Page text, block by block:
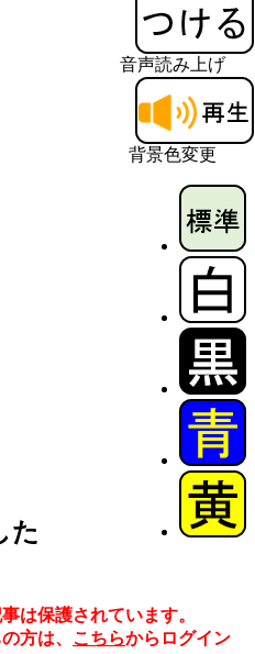
音声読み上げ
背景色変更
た
は保護されています。
方は、 こちらからログイン